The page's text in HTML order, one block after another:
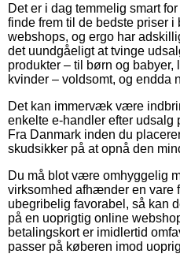
Det er i dag temmelig smart
finde frem til de bedste priser i
webshops, og ergo har
det uundgåeligt at tvinge
produkter – til børn og
kvinder – voldsomt, og endda
Det kan immervæk være
enkelte e-handler efter
Fra Danmark inden du
skudsikker på at opnå den
Du må blot være omhyggelig
virksomhed afhænder en vare
ubegribelig favorabel, så kan
på en uoprigtig online
betalingskort er imidlertid
passer på køberen imod